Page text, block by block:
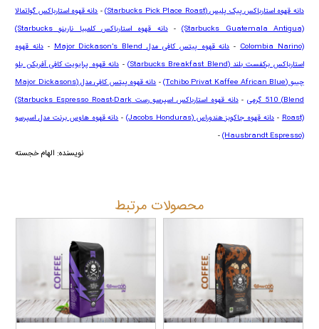
دانه قهوه استارباکس پیک پلیس(Starbucks Pick Place Roast)
-دانه قهوه استارباکس گواتمالا
(Starbucks Guatemala Antigua)
-دانه قهوه استارباکس کلمبیا نارینو(Starbucks
Colombia Narino)
-دانه قهوه پیتس کافی مدلMajor Dickason’s Blend
- دانه قهوه
استارباکس برکفست بلند (Starbucks Breakfast Blend
)
-دانه قهوه پرایویت کافی آفریکن بلو
چیبو(Tchibo Privat Kaffee African Blue)
-دانه قهوه پیتس کافی مدل (Major Dickasons
Blend) 510 گرمی -دانه قهوه استارباکس اسپرسو رست(Starbucks Espresso Roast-Dark
Roast)
-دانه قهوه جاکوبز هندوراس(Jacobs Honduras)
-دانه قهوه هاوس برنت مدل اسپرسو
(Hausbrandt Espresso)
-
نویسنده: الهام خجسته
محصولات مرتبط